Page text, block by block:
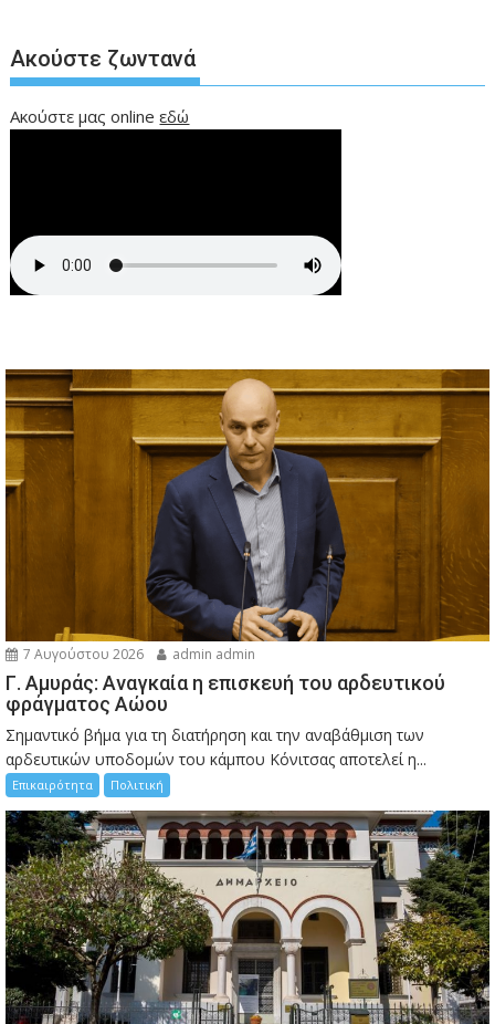
Ακούστε ζωντανά
Ακούστε μας onlineεδώ
7 Αυγούστου 2026 admin admin
Γ. Αμυράς: Αναγκαία η επισκευή του αρδευτικού
φράγματος Αώου
Σημαντικό βήμα για τη διατήρηση και την αναβάθμιση των
αρδευτικών υποδομών του κάμπου Κόνιτσας αποτελεί η...
Επικαιρότητα Πολιτική